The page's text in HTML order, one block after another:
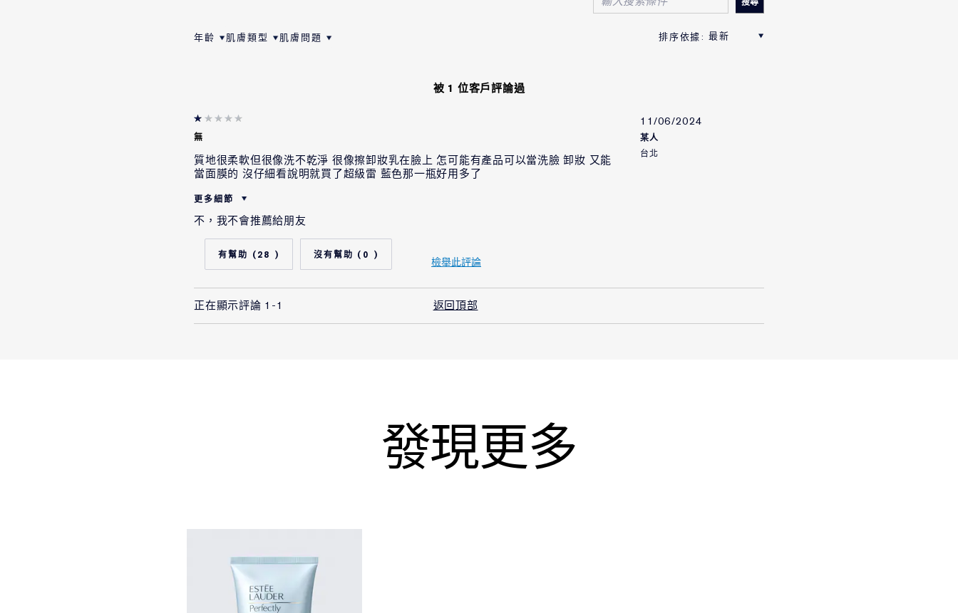
年齡
肌膚類型
肌膚問題
被 1 位客戶評論過
無
11/06/2024
某人
台北
質地很柔軟但很像洗不乾淨 很像擦卸妝乳在臉上 怎可能有產品可以當洗臉 卸妝 又能
當面膜的 沒仔細看說明就買了超級雷 藍色那一瓶好用多了
更多細節
這是一個禮物嗎?
年齡
肌膚類型
油性肌膚
不，我不會推薦給朋友
28 0
檢舉此評論
正在顯示評論 1-1 返回頂部
發現更多